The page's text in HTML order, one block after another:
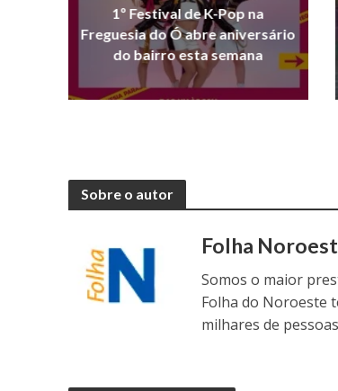
1º Festival de K-Pop na
Freguesia do Ó abre aniversário
do bairro esta semana
Sobre o autor
Folha
Somos o maior
Folha do Noroeste
milhares de